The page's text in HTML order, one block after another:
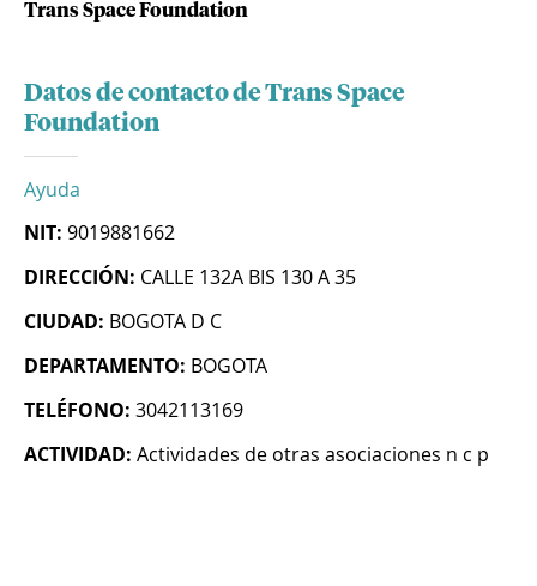
Trans Space Foundation
Datos de contacto de Trans Space
Foundation
Ayuda
NIT: 9019881662
DIRECCIÓN: CALLE 132A BIS 130 A 35
CIUDAD: BOGOTA D C
DEPARTAMENTO: BOGOTA
TELÉFONO: 3042113169
ACTIVIDAD: Actividades de otras asociaciones n c p